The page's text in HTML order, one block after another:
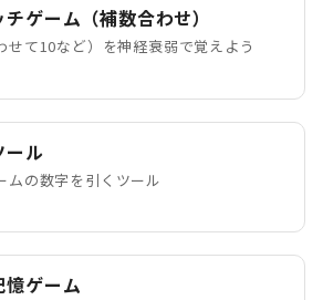
ゲーム（補数合わせ）
せて10など）を神経衰弱で覚えよう
ール
ムの数字を引くツール
憶ゲーム